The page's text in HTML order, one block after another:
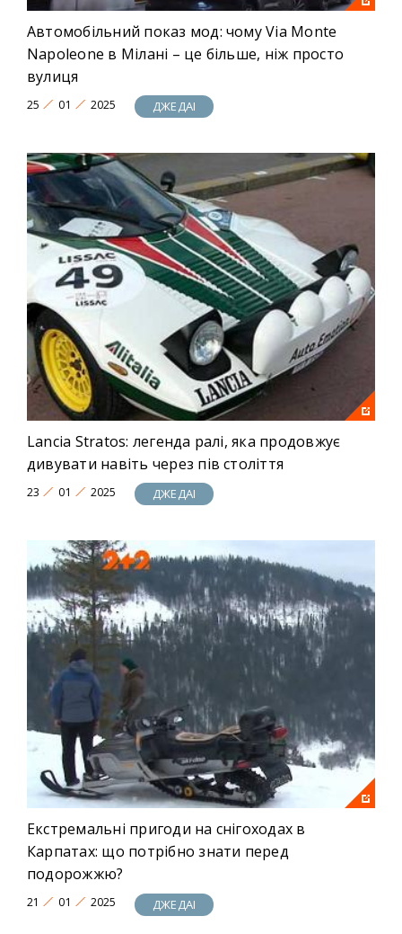
Автомобільний показ мод: чому Via Monte
Napoleone в Мілані – це більше, ніж просто
вулиця
25 01 2025 ДЖЕДАІ
Lancia Stratos: легенда ралі, яка продовжує
дивувати навіть через пів століття
23 01 2025 ДЖЕДАІ
Екстремальні пригоди на снігоходах в
Карпатах: що потрібно знати перед
подорожжю?
21 01 2025 ДЖЕДАІ